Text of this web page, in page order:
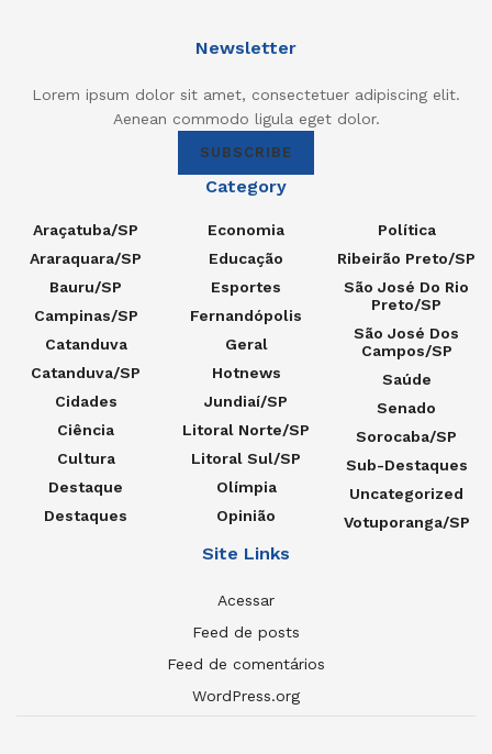
Newsletter
Lorem ipsum dolor sit amet, consectetuer adipiscing elit.
Aenean commodo ligula eget dolor.
SUBSCRIBE
Category
Araçatuba/SP
Araraquara/SP
Bauru/SP
Campinas/SP
Catanduva
Catanduva/SP
Cidades
Ciência
Cultura
Destaque
Destaques
Economia
Educação
Esportes
Fernandópolis
Geral
Hotnews
Jundiaí/SP
Litoral Norte/SP
Litoral Sul/SP
Olímpia
Opinião
Política
Ribeirão Preto/SP
São José Do Rio
Preto/SP
São José Dos
Campos/SP
Saúde
Senado
Sorocaba/SP
Sub-Destaques
Uncategorized
Votuporanga/SP
Site Links
Acessar
Feed de posts
Feed de comentários
WordPress.org